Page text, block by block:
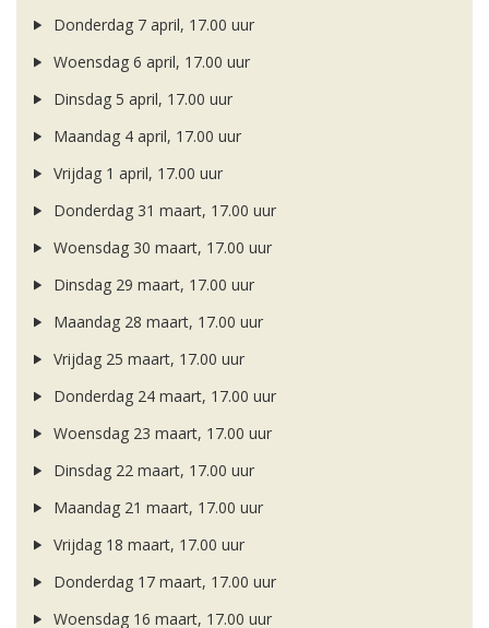
Donderdag 7 april, 17.00 uur
Woensdag 6 april, 17.00 uur
Dinsdag 5 april, 17.00 uur
Maandag 4 april, 17.00 uur
Vrijdag 1 april, 17.00 uur
Donderdag 31 maart, 17.00 uur
Woensdag 30 maart, 17.00 uur
Dinsdag 29 maart, 17.00 uur
Maandag 28 maart, 17.00 uur
Vrijdag 25 maart, 17.00 uur
Donderdag 24 maart, 17.00 uur
Woensdag 23 maart, 17.00 uur
Dinsdag 22 maart, 17.00 uur
Maandag 21 maart, 17.00 uur
Vrijdag 18 maart, 17.00 uur
Donderdag 17 maart, 17.00 uur
Woensdag 16 maart, 17.00 uur